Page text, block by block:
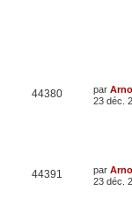
44380 par
23 déc.
44391 par
23 déc.